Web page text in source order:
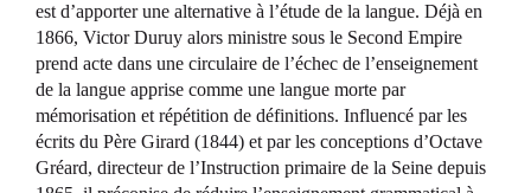
est d’apporter une alternative à l’étude de la langue. Déjà en
1866, Victor Duruy alors ministre sous le Second Empire
prend acte dans une circulaire de l’échec de l’enseignement
de la langue apprise comme une langue morte par
mémorisation et répétition de définitions. Influencé par les
écrits du Père Girard (1844) et par les conceptions d’Octave
Gréard, directeur de l’Instruction primaire de la Seine depuis